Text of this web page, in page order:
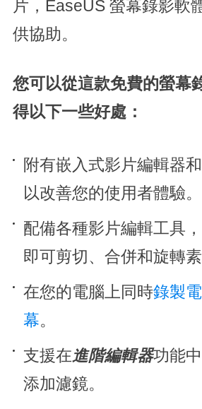
片，EaseUS 螢幕錄影軟
供協助。
您可以從這款免費的螢幕
得以下一些好處：
附有嵌入式影片編輯器
以改善您的使用者體驗。
配備各種影片編輯工具
即可剪切、合併和旋轉素
在您的電腦上同時錄製
幕。
支援在進階編輯器功能
添加濾鏡。